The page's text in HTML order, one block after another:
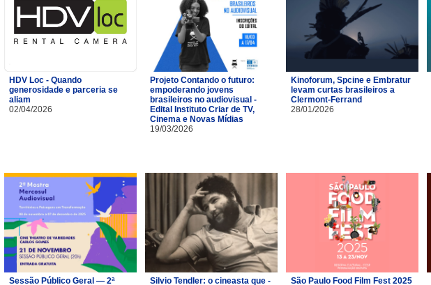
HDV Loc - Quando
generosidade e parceria se
aliam
02/04/2026
Projeto Contando o futuro:
empoderando jovens
brasileiros no audiovisual -
Edital Instituto Criar de TV,
Cinema e Novas Mídias
19/03/2026
Kinoforum, Spcine e Embratur
levam curtas brasileiros a
Clermont-Ferrand
28/01/2026
Sessão Público Geral — 2ª
Silvio Tendler: o cineasta que -
São Paulo Food Film Fest 2025